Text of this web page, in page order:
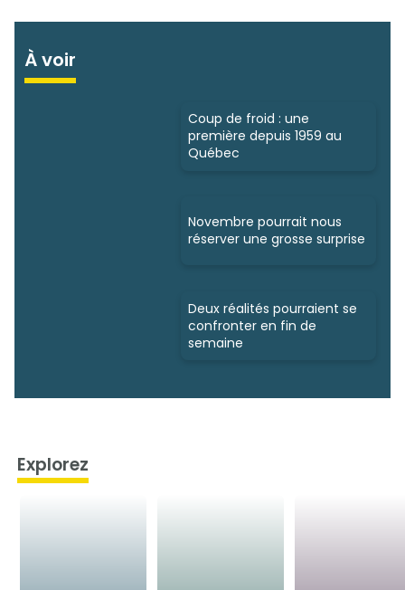
À voir
Coup de froid : une
première depuis 1959 au
Québec
Novembre pourrait nous
réserver une grosse surprise
Deux réalités pourraient se
confronter en fin de
semaine
Explorez